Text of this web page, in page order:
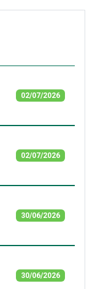
02/07/2026
02/07/2026
30/06/2026
30/06/2026